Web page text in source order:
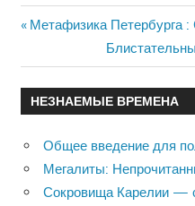
Навигация
по
записям
Previous
Метафизика Петербурга :
Next
Post:
НЕЗНАЕМЫЕ ВРЕМЕНА
Общее введение для
Мегалиты:
Сокровища Карелии —